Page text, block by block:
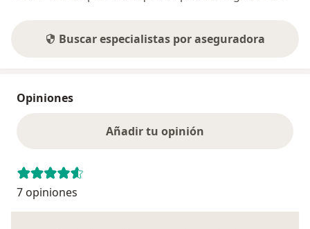
Buscar especialistas por aseguradora
Opiniones
Añadir tu opinión
7 opiniones